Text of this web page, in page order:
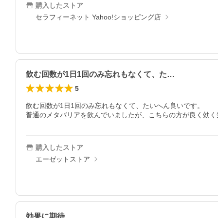
購入したストア
セラフィーネット Yahoo!ショッピング店
飲む回数が1日1回のみ忘れもなくて、た…
5
飲む回数が1日1回のみ忘れもなくて、たいへん良いです。
普通のメタバリアを飲んでいましたが、こちらの方が良く効く
購入したストア
エーゼットストア
効果に期待